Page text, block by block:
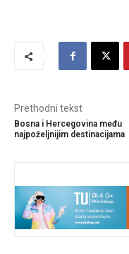
Prethodni tekst
Bosna i Hercegovina među
najpoželjnijim destinacijama